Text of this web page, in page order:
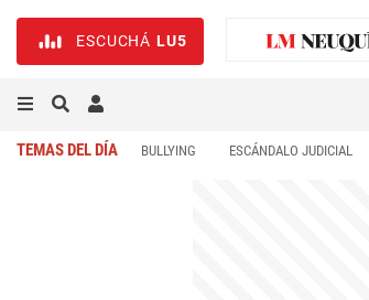
ESCUCHÁ LU5
TEMAS DEL DÍA BULLYING ESCÁNDALO JUDICIAL